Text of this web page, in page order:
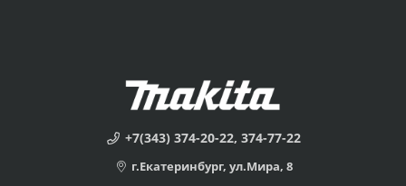
+7(343) 374-20-22, 374-77-22
г.Екатеринбург, ул.Мира, 8